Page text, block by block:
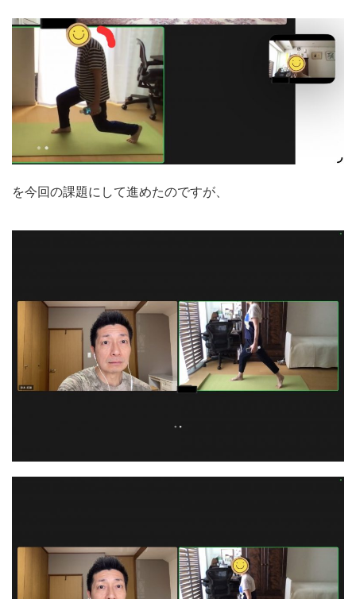
を今回の課題にして進めたのですが、